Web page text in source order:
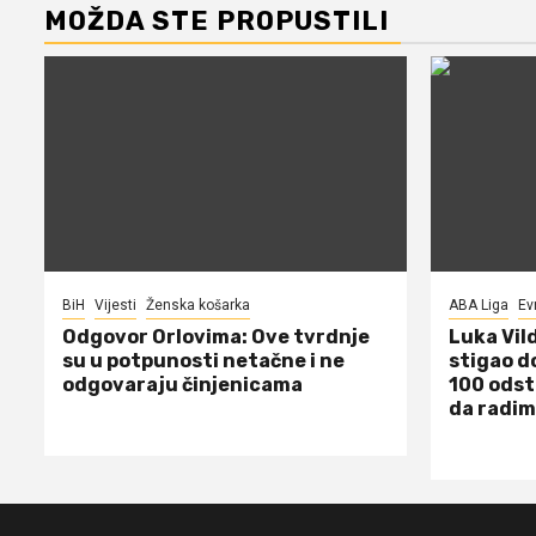
MOŽDA STE PROPUSTILI
BiH Vijesti Ženska košarka
Odgovor Orlovima: ​Ove tvrdnje
su u potpunosti netačne i ne
odgovaraju činjenicama
ABA Liga
Luka
stigao
100
da